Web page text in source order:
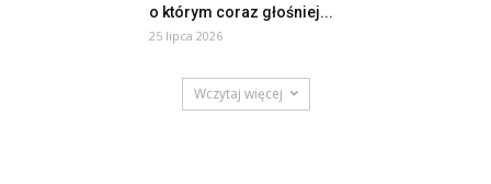
o którym coraz głośniej...
25 lipca 2026
Wczytaj więcej